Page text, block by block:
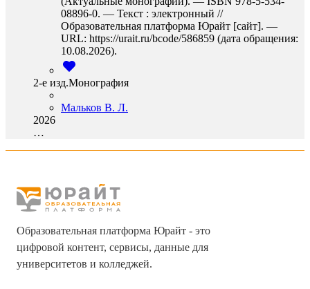
08896-0. — Текст : электронный //
Образовательная платформа Юрайт [сайт]. —
URL: https://urait.ru/bcode/586859 (дата обращения:
10.08.2026).
2-е изд.Монография
Мальков В. Л.
2026
…
Образовательная платформа Юрайт - это
цифровой контент, сервисы, данные для
университетов и колледжей.